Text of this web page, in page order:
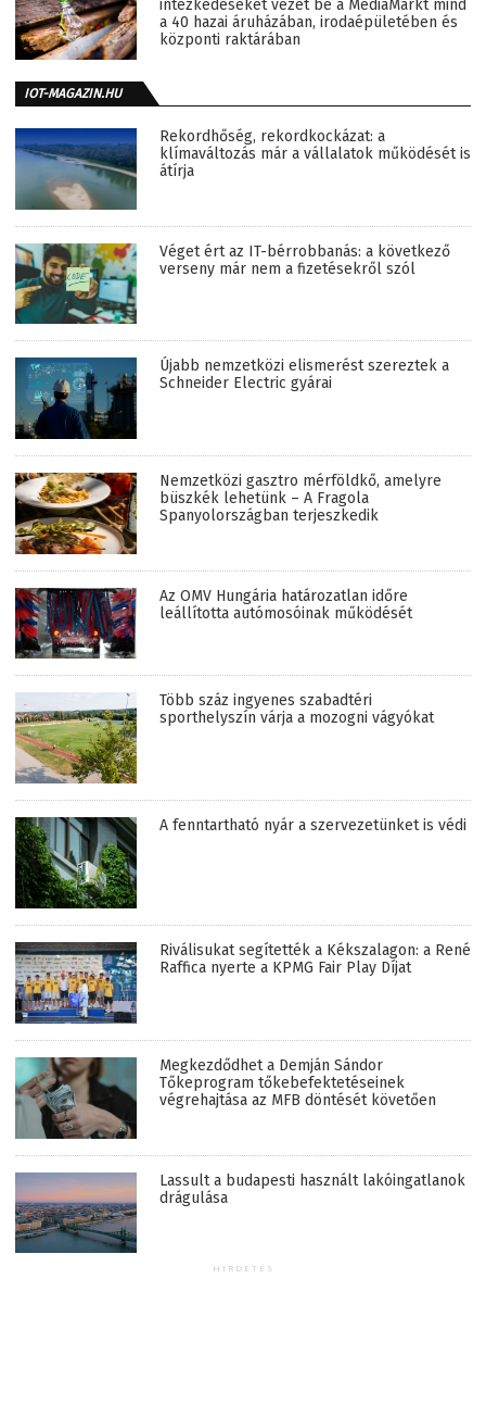
intézkedéseket vezet be a MediaMarkt mind
a 40 hazai áruházában, irodaépületében és
központi raktárában
IOT-MAGAZIN.HU
Rekordhőség, rekordkockázat: a
klímaváltozás már a vállalatok működését is
átírja
Véget ért az IT-bérrobbanás: a következő
verseny már nem a fizetésekről szól
Újabb nemzetközi elismerést szereztek a
Schneider Electric gyárai
Nemzetközi gasztro mérföldkő, amelyre
büszkék lehetünk – A Fragola
Spanyolországban terjeszkedik
Az OMV Hungária határozatlan időre
leállította autómosóinak működését
Több száz ingyenes szabadtéri
sporthelyszín várja a mozogni vágyókat
A fenntartható nyár a szervezetünket is védi
Riválisukat segítették a Kékszalagon: a René
Raffica nyerte a KPMG Fair Play Díjat
Megkezdődhet a Demján Sándor
Tőkeprogram tőkebefektetéseinek
végrehajtása az MFB döntését követően
Lassult a budapesti használt lakóingatlanok
drágulása
HIRDETÉS